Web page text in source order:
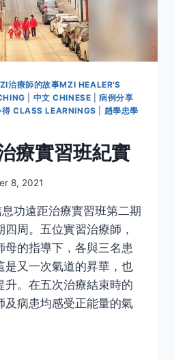
治療師的故事MZI HEALER'S
中文 CHINESE |病例分享
得 CLASS LEARNINGS
趙學忠學
療實習班紀實
8, 2021
功遠距治療實習班第二期
周。五位實習治療師，
母的指導下，各與三名患
是又一次氣道的昇華，也
升。在五次治療結束時的
及病患均感受正能量的氣